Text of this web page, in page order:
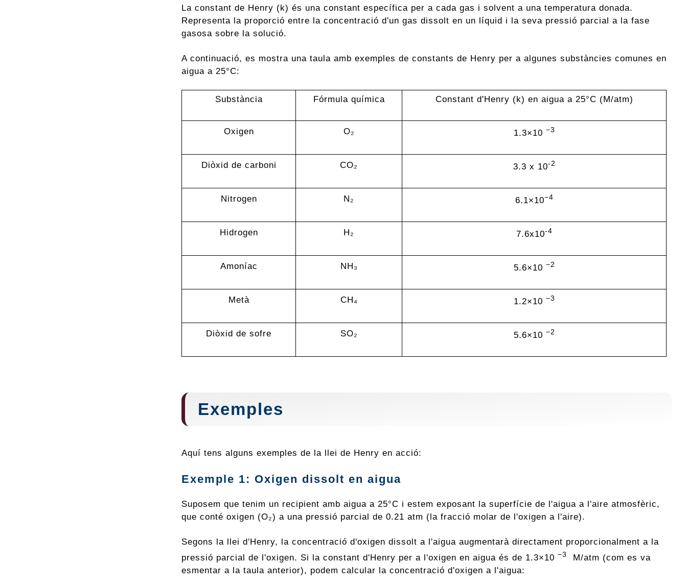
La constant de Henry (k) és una constant específica per a cada gas i solvent a una temperatura donada.
Representa la proporció entre la concentració d'un gas dissolt en un líquid i la seva pressió parcial a la fase
gasosa sobre la solució.
A continuació, es mostra una taula amb exemples de constants de Henry per a algunes substàncies comunes en
aigua a 25°C:
Substància Fórmula química Constant d'Henry (k) en aigua a 25°C (M/atm)
Oxigen O₂ 1.3×10 −3
Diòxid de carboni CO₂ 3.3 x 10-2
Nitrogen N₂ 6.1×10−4
Hidrogen H₂ 7.6x10-4
Amoníac NH₃ 5.6×10 −2
Metà CH₄ 1.2×10 −3
Diòxid de sofre SO₂ 5.6×10 −2
Exemples
Aquí tens alguns exemples de la llei de Henry en acció:
Exemple 1: Oxigen dissolt en aigua
Suposem que tenim un recipient amb aigua a 25°C i estem exposant la superfície de l'aigua a l'aire atmosfèric,
que conté oxigen (O₂) a una pressió parcial de 0.21 atm (la fracció molar de l'oxigen a l'aire).
Segons la llei d'Henry, la concentració d'oxigen dissolt a l'aigua augmentarà directament proporcionalment a la
pressió parcial de l'oxigen. Si la constant d'Henry per a l'oxigen en aigua és de 1.3×10 −3
M/atm (com es va
esmentar a la taula anterior), podem calcular la concentració d'oxigen a l'aigua: